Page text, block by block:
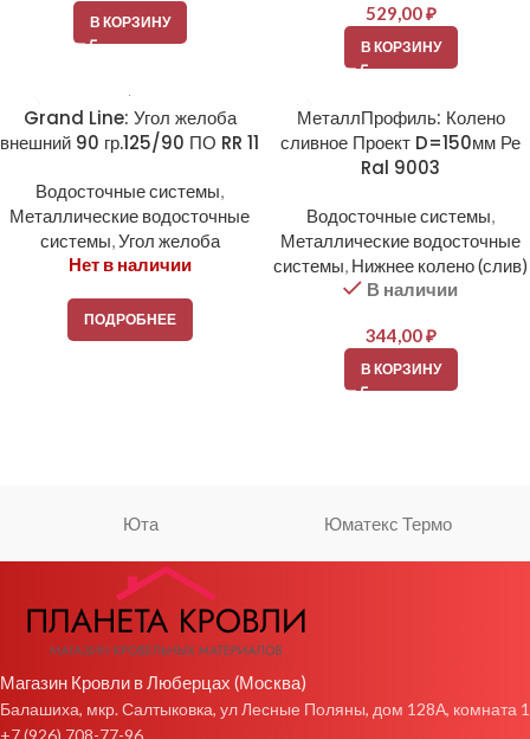
В КОРЗИНУ 529,00₽
В КОРЗИНУ
Grand Line: Угол желоба
внешний 90 гр.125/90 ПО RR 11
Водосточные системы,
Металлические водосточные
системы,Угол желоба
Нет в наличии
ПОДРОБНЕЕ
МеталлПрофиль: Колено
сливное Проект D=150мм Ре
Ral 9003
Водосточные системы,
Металлические водосточные
системы, Нижнее колено (слив)
В наличии
344,00₽
В КОРЗИНУ
Юта Юматекс Термо
Магазин Кровли в Люберцах (Москва)
Балашиха, мкр. Салтыковка, ул Лесные Поляны, дом 128А, комната 1
+7 (926) 708-77-96